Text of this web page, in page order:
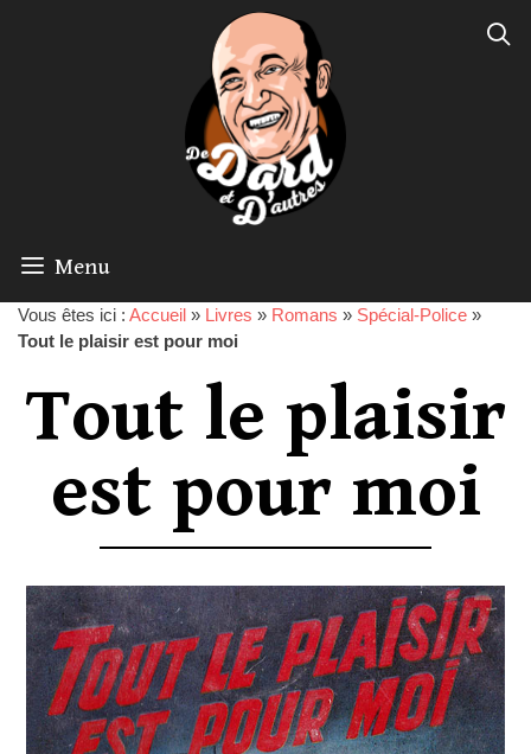
Menu
Vous êtes ici : Accueil » Livres » Romans » Spécial-Police »
Tout le plaisir est pour moi
Tout le plaisir
est pour moi